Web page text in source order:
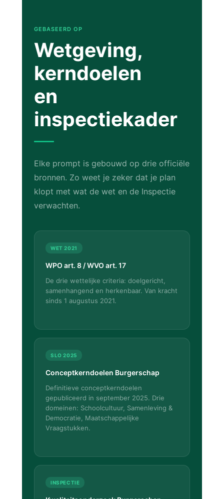
GEBASEERD OP
Wetgeving,
kerndoelen
en
inspectiekader
Elke prompt is gebouwd op drie officiële
bronnen. Zo weet je zeker dat je plan
klopt met wat de wet en de Inspectie
verwachten.
WET 2021
WPO art. 8 / WVO art. 17
De drie wettelijke criteria: doelgericht,
samenhangend en herkenbaar. Van kracht
sinds 1 augustus 2021.
SLO 2025
Conceptkerndoelen Burgerschap
Definitieve conceptkerndoelen
gepubliceerd in september 2025. Drie
domeinen: Schoolcultuur, Samenleving &
Democratie, Maatschappelijke
Vraagstukken.
INSPECTIE